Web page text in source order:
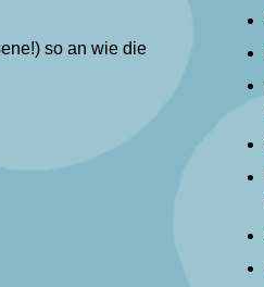
so an wie die